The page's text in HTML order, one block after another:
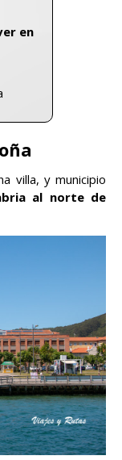
en
villa, y municipio
al norte de